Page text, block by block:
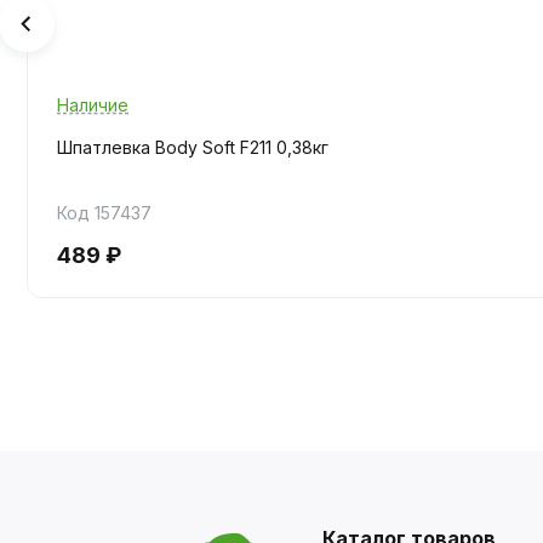
Наличие
Шпатлевка Body Soft F211 0,38кг
Код 157437
489 ₽
Каталог товаров